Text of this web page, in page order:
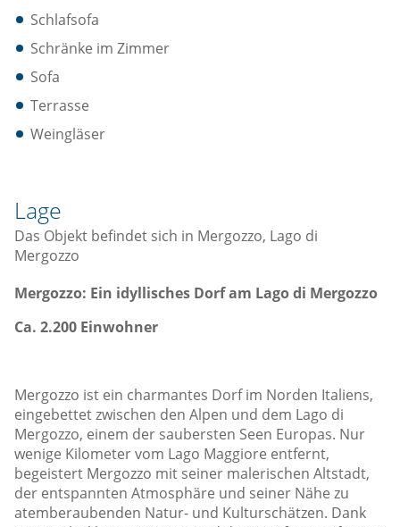
Schlafsofa
Schränke im Zimmer
Sofa
Terrasse
Weingläser
Lage
Das Objekt befindet sich in Mergozzo, Lago di
Mergozzo
Mergozzo: Ein idyllisches Dorf am Lago di Mergozzo
Ca. 2.200 Einwohner
Mergozzo ist ein charmantes Dorf im Norden Italiens,
eingebettet zwischen den Alpen und dem Lago di
Mergozzo, einem der saubersten Seen Europas. Nur
wenige Kilometer vom Lago Maggiore entfernt,
begeistert Mergozzo mit seiner malerischen Altstadt,
der entspannten Atmosphäre und seiner Nähe zu
atemberaubenden Natur- und Kulturschätzen. Dank